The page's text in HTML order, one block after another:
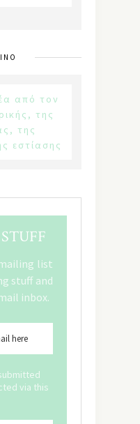
από τον
της
της
εστίασης
list
stuff and
inbox.
via this